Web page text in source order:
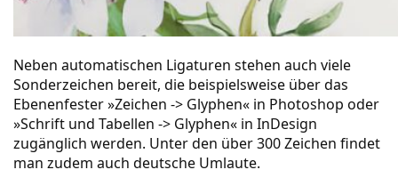
Neben automatischen Ligaturen stehen auch viele
Sonderzeichen bereit, die beispielsweise über das
Ebenenfester »Zeichen -> Glyphen« in Photoshop oder
»Schrift und Tabellen -> Glyphen« in InDesign
zugänglich werden. Unter den über 300 Zeichen findet
man zudem auch deutsche Umlaute.